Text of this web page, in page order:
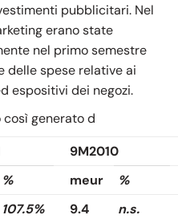
pubblicitari. Nel
erano state
nel primo semestre
delle spese relative ai
espositivi dei negozi.
così generato d
9M2010
% meur
%
107.5% 9.4
n.s.